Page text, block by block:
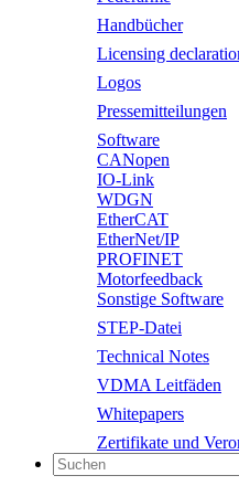
Handbücher
Licensing
Logos
Pressemitteilungen
Software
CANopen
IO-Link
WDGN
EtherCAT
EtherNet/IP
PROFINET
Motorfeedback
Sonstige Software
STEP-Datei
Technical Notes
VDMA Leitfäden
Whitepapers
Zertifikate und